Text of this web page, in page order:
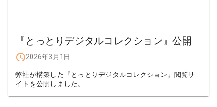
『とっとりデジタルコレクション』公開
2026年3月1日
弊社が構築した『とっとりデジタルコレクション』閲覧サ
イトを公開しました。